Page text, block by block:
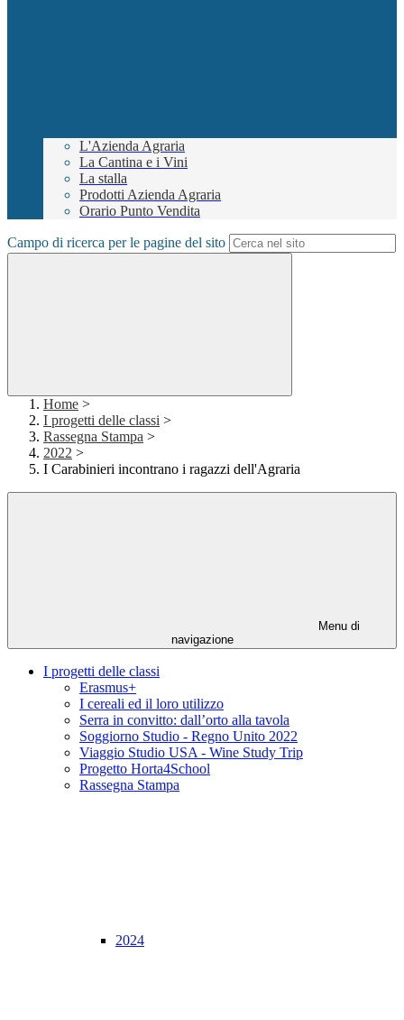
L'Azienda Agraria
La Cantina e i Vini
La stalla
Prodotti Azienda Agraria
Orario Punto Vendita
Campo di ricerca per le pagine del sito
Home >
I progetti delle classi >
Rassegna Stampa >
2022 >
I Carabinieri incontrano i ragazzi dell'Agraria
Menu di
navigazione
I progetti delle classi
Erasmus+
I cereali ed il loro utilizzo
Serra in convitto: dall’orto alla tavola
Soggiorno Studio - Regno Unito 2022
Viaggio Studio USA - Wine Study Trip
Progetto Horta4School
Rassegna Stampa
2024